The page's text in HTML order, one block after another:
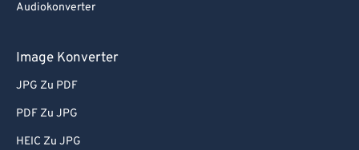
Audiokonverter
Image Konverter
JPG Zu PDF
PDF Zu JPG
HEIC Zu JPG